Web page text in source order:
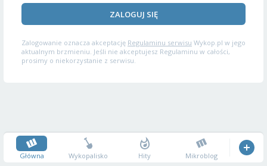
ZALOGUJ SIĘ
Zalogowanie oznacza akceptację Regulaminu serwisu Wykop.pl w jego
aktualnym brzmieniu. Jeśli nie akceptujesz Regulaminu w całości,
prosimy o niekorzystanie z serwisu.
Główna Wykopalisko Hity Mikroblog